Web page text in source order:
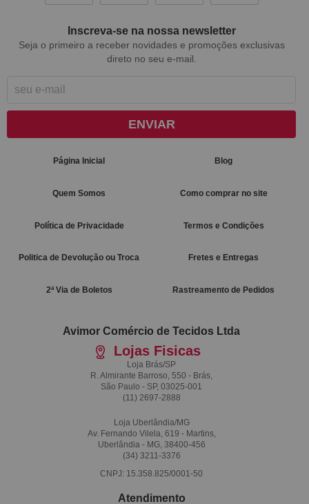
Inscreva-se na nossa newsletter
Seja o primeiro a receber novidades e promoções exclusivas
direto no seu e-mail.
ENVIAR
Página Inicial Blog
Quem Somos Como comprar no site
Política de Privacidade Termos e Condições
Politica de Devolução ou Troca Fretes e Entregas
2ª Via de Boletos Rastreamento de Pedidos
Avimor Comércio de Tecidos Ltda
Lojas Fisicas
Loja Brás/SP
R. Almirante Barroso, 550 - Brás,
São Paulo - SP, 03025-001
(11) 2697-2888
Loja Uberlândia/MG
Av. Fernando Vilela, 619 - Martins,
Uberlândia - MG, 38400-456
(34) 3211-3376
CNPJ: 15.358.825/0001-50
Atendimento